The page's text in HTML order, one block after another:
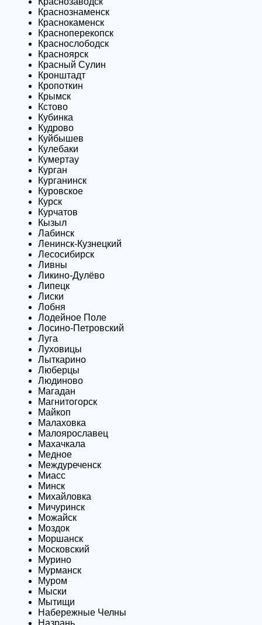
Краснознаменск
Краснокаменск
Красноперекопск
Краснослободск
Красноярск
Красный Сулин
Кронштадт
Кропоткин
Крымск
Кстово
Кубинка
Кудрово
Куйбышев
Кулебаки
Кумертау
Курган
Курганинск
Куровское
Курск
Курчатов
Кызыл
Лабинск
Ленинск-Кузнецкий
Лесосибирск
Ливны
Ликино-Дулёво
Липецк
Лиски
Лобня
Лодейное Поле
Лосино-Петровский
Луга
Луховицы
Лыткарино
Люберцы
Людиново
Магадан
Магнитогорск
Майкоп
Малаховка
Малоярославец
Махачкала
Медное
Междуреченск
Миасс
Минск
Михайловка
Мичуринск
Можайск
Моздок
Моршанск
Московский
Мурино
Мурманск
Муром
Мыски
Мытищи
Набережные Челны
Назрань